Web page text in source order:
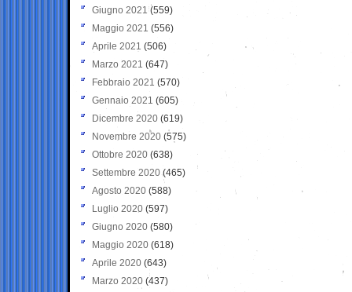
Giugno 2021(559)
Maggio 2021 (556)
Aprile 2021 (506)
Marzo 2021 (647)
Febbraio 2021 (570)
Gennaio 2021 (605)
Dicembre 2020 (619)
Novembre 2020 (575)
Ottobre 2020 (638)
Settembre 2020(465)
Agosto 2020 (588)
Luglio 2020 (597)
Giugno 2020 (580)
Maggio 2020 (618)
Aprile 2020 (643)
Marzo 2020 (437)